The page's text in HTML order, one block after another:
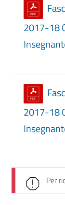
2017-18
2017-18
Per